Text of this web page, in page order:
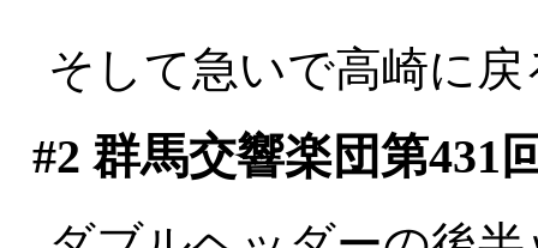
そして急いで高崎に
#2 群馬交響楽団第431